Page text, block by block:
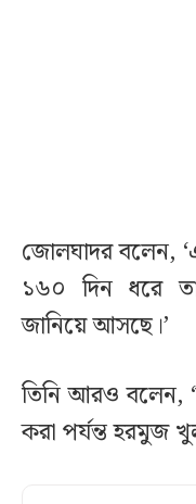
জোলঘাদর বলেন,
১৬০ দিন ধরে
জানিয়ে আসছে।’
তিনি আরও বলেন,
করা পর্যন্ত হরমুজ